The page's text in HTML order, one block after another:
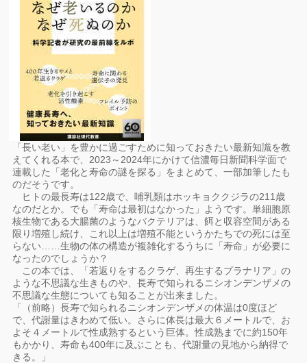
「長い老い」を豊かに過ごすために知っておきたい最新知識を教
えてくれる本で、2023～2024年にかけて信濃毎日新聞科学面で
連載した「老化と寿命の謎を探る」をまとめて、一部加筆したも
のだそうです。
ヒトの最長寿は122歳で、哺乳類はホッキョククジラの211歳
なのだとか。でも「寿命は最初はなかった」ようです。単細胞原
核生物である大腸菌のようなバクテリアは、餌と収容空間がある
限り増殖し続け、これ以上は増殖不能というかたちでの死には至
らない……生物の体の構造が複雑化するうちに「寿命」が必要に
なったのでしょうか？
この本では、「若返りをするクラゲ、再生するプラナリア」の
ような不思議な生きものや、長寿で知られるニシオンデンザメの
不思議な生態についても知ることが出来ました。
「（前略）長寿で知られるニシオンデンザメの体温は0度ほど
で、代謝量はきわめて低い。さらに体長は最大６メートルで、お
よそ４メートルで性成熟するという巨体。性成熟までに約150年
もかかり、寿命も400年に及ぶことも、代謝量の見地から納得で
きる。」